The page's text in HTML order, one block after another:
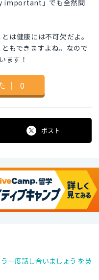
important」でも全然問
は健康には不可欠だよ。
もできますよね。なので
ます！
｜ 0
ポスト
一度話し合いましょう を英